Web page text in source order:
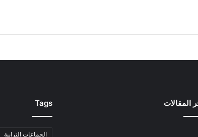
المقالات Tags
الجماعات الترابية